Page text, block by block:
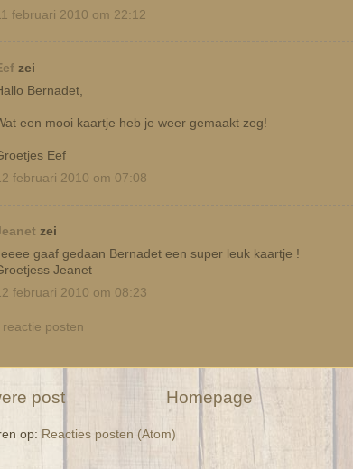
februari 2010 om 22:12
zei
Bernadet,
een mooi kaartje heb je weer gemaakt zeg!
Eef
februari 2010 om 07:08
zei
gaaf gedaan Bernadet een super leuk kaartje !
Jeanet
februari 2010 om 08:23
reactie posten
post Homepage
op: Reacties posten (Atom)